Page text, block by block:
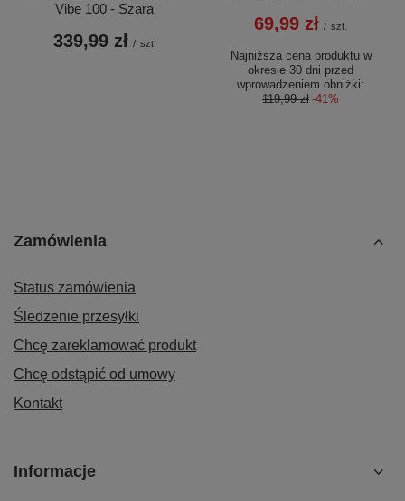
Vibe 100 - Szara
339,99 zł / szt.
69,99 zł / szt.
Najniższa cena produktu w
okresie 30 dni przed
wprowadzeniem obniżki:
119,99 zł -41%
Zamówienia
Status zamówienia
Śledzenie przesyłki
Chcę zareklamować produkt
Chcę odstąpić od umowy
Kontakt
Informacje